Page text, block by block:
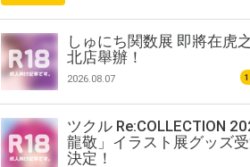
しゅにち関数展 即將在虎
北店舉辦！
2026.08.07
ツクル Re:COLLECTION
龍敬」イラスト展グッズ
決定！